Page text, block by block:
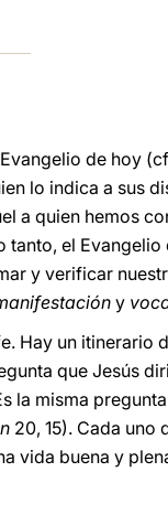
de hoy
lo indica a sus
a quien hemos
tanto, el
y verificar
y
Hay un itinerario
que Jesús
la misma
20, 15). Cada uno
vida buena y